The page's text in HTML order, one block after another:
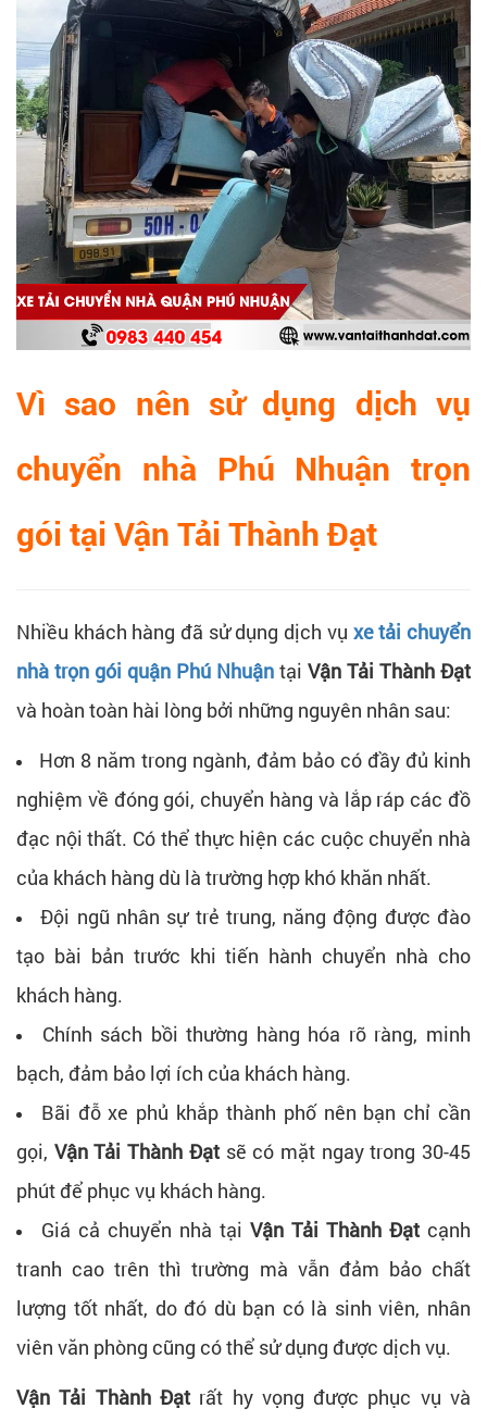
Vì sao nên sử dụng dịch vụ
chuyển nhà Phú Nhuận trọn
gói tại Vận Tải Thành Đạt
Nhiều khách hàng đã sử dụng dịch vụ xe tải chuyển
nhà trọn gói quận Phú Nhuận tại Vận Tải Thành Đạt
và hoàn toàn hài lòng bởi những nguyên nhân sau:
Hơn 8 năm trong ngành, đảm bảo có đầy đủ kinh
nghiệm về đóng gói, chuyển hàng và lắp ráp các đồ
đạc nội thất. Có thể thực hiện các cuộc chuyển nhà
của khách hàng dù là trường hợp khó khăn nhất.
Đội ngũ nhân sự trẻ trung, năng động được đào
tạo bài bản trước khi tiến hành chuyển nhà cho
khách hàng.
Chính sách bồi thường hàng hóa rõ ràng, minh
bạch, đảm bảo lợi ích của khách hàng.
Bãi đỗ xe phủ khắp thành phố nên bạn chỉ cần
gọi, Vận Tải Thành Đạtsẽ có mặt ngay trong 30-45
phút để phục vụ khách hàng.
Giá cả chuyển nhà tại Vận Tải Thành Đạt cạnh
tranh cao trên thì trường mà vẫn đảm bảo chất
lượng tốt nhất, do đó dù bạn có là sinh viên, nhân
viên văn phòng cũng có thể sử dụng được dịch vụ.
Vận Tải Thành Đạtrất hy vọng được phục vụ và